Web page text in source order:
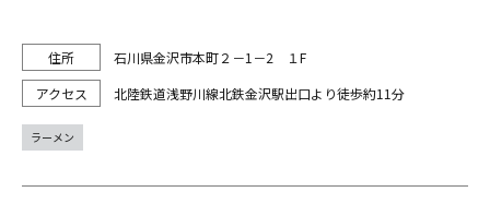
石川県金沢市本町２－1－2 １F
北陸鉄道浅野川線北鉄金沢駅出口より徒歩約11分
ラーメン